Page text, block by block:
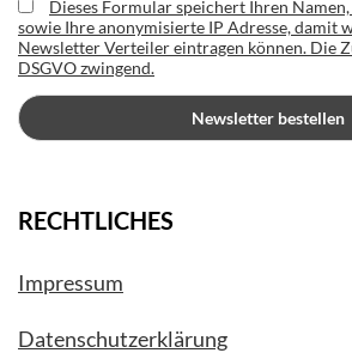
Dieses Formular speichert Ihren
sowie Ihre anonymisierte IP Adresse, damit
Newsletter Verteiler eintragen können. Die
DSGVO zwingend.
RECHTLICHES
Impressum
Datenschutzerklärung